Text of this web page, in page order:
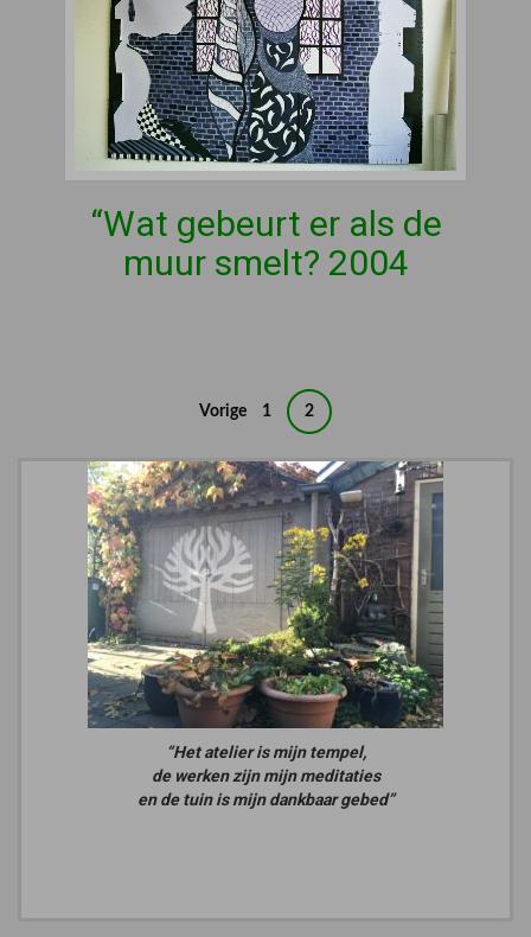
“Wat gebeurt er als de
muur smelt? 2004
Vorige 1 2
“Het atelier is mijn tempel,
de werken zijn mijn meditaties
en de tuin is mijn dankbaar gebed”